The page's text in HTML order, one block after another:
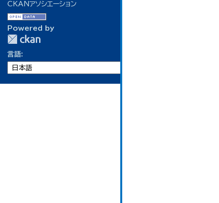
CKANアソシエーション
Powered by
言語